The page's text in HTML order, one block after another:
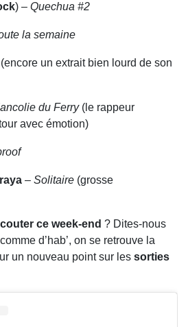
) – Quechua #2
la semaine
(encore un extrait bien lourd de son
du Ferry(le rappeur
avec émotion)
– Solitaire (grosse
ce week-end ? Dites-nous
d’hab’, on se retrouve la
un nouveau point sur les sorties